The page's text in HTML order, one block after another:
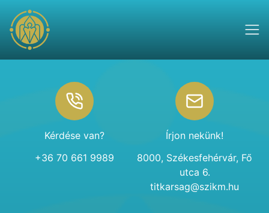
Kérdése van?
+36 70 661 9989
Írjon nekünk!
8000, Székesfehérvár, Fő
utca 6.
titkarsag@szikm.hu